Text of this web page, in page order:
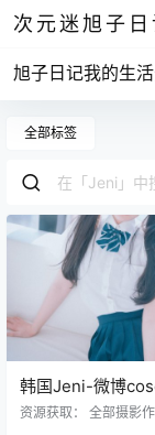
次元迷旭子日
旭子日记我的生
全部标签
韩国Jeni-微博
品写真合集
资源获取： 全部摄影